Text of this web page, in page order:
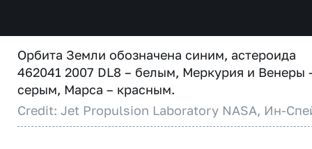
Орбита Земли обозначена синим, астероида
462041 2007 DL8 – белым, Меркурия и Венеры
серым, Марса – красным.
Credit: Jet Propulsion Laboratory NASA, Ин-